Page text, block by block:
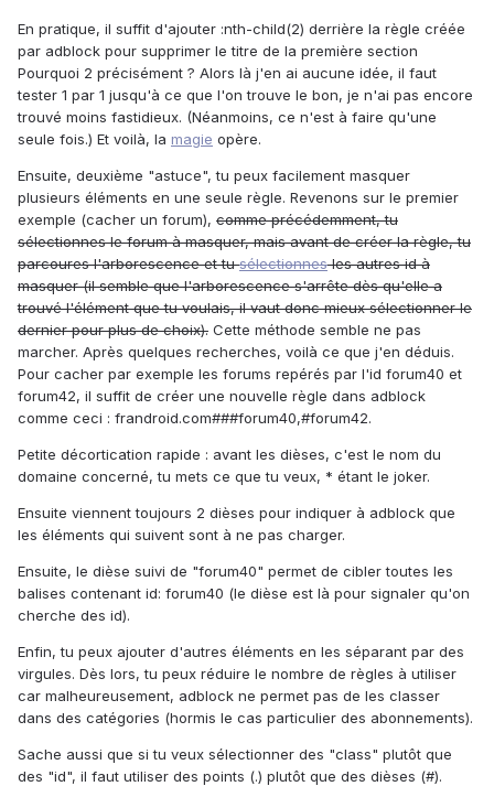
En pratique, il suffit d'ajouter :nth-child(2) derrière la règle créée
par adblock pour supprimer le titre de la première section
Pourquoi 2 précisément ? Alors là j'en ai aucune idée, il faut
tester 1 par 1 jusqu'à ce que l'on trouve le bon, je n'ai pas encore
trouvé moins fastidieux. (Néanmoins, ce n'est à faire qu'une
seule fois.) Et voilà, la magie opère.
Ensuite, deuxième "astuce", tu peux facilement masquer
plusieurs éléments en une seule règle. Revenons sur le premier
exemple (cacher un forum), comme précédemment, tu
sélectionnes le forum à masquer, mais avant de créer la règle, tu
parcoures l'arborescence et tusélectionnesles autres id à
masquer (il semble que l'arborescence s'arrête dès qu'elle a
trouvé l'élément que tu voulais, il vaut donc mieux sélectionner le
dernier pour plus de choix). Cette méthode semble ne pas
marcher. Après quelques recherches, voilà ce que j'en déduis.
Pour cacher par exemple les forums repérés par l'id forum40 et
forum42, il suffit de créer une nouvelle règle dans adblock
comme ceci : frandroid.com###forum40,#forum42.
Petite décortication rapide : avant les dièses, c'est le nom du
domaine concerné, tu mets ce que tu veux, * étant le joker.
Ensuite viennent toujours 2 dièses pour indiquer à adblock que
les éléments qui suivent sont à ne pas charger.
Ensuite, le dièse suivi de "forum40" permet de cibler toutes les
balises contenant id: forum40 (le dièse est là pour signaler qu'on
cherche des id).
Enfin, tu peux ajouter d'autres éléments en les séparant par des
virgules. Dès lors, tu peux réduire le nombre de règles à utiliser
car malheureusement, adblock ne permet pas de les classer
dans des catégories (hormis le cas particulier des abonnements).
Sache aussi que si tu veux sélectionner des "class" plutôt que
des "id", il faut utiliser des points (.) plutôt que des dièses (#).